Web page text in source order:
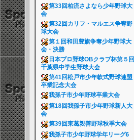
第33回柏流さよなら少年野球大
会
第32回カリフ・マルエス争奪野
球大会
第１回和田豊旗争奪少年野球大
会・決勝
日本プロ野球OBクラブ杯第５回
千葉県中学生野球大会
第41回松戸市少年軟式野球連盟
卒業記念大会
我孫子市少年野球卒業大会
第18回我孫子市少年野球新人大
会
第39回東葛親善野球秋季大会
我孫子市少年野球学年リーグ6